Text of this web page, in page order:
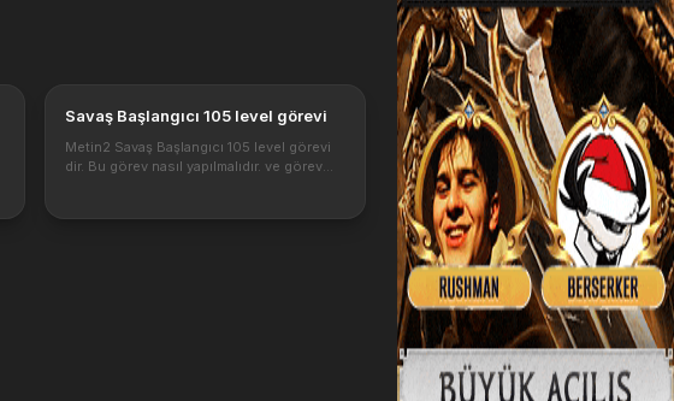
Savaş Başlangıcı 105 level görevi
Metin2 Savaş Başlangıcı 105 level görevi
dir. Bu görev nasıl yapılmalıdır. ve görev
gerekir. Metin2 105 level olduysanız b...